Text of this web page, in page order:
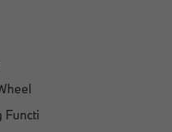
Functi